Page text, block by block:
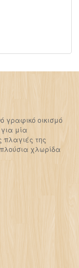
γραφικό οικισμό
μία
πλαγιές της
χλωρίδα